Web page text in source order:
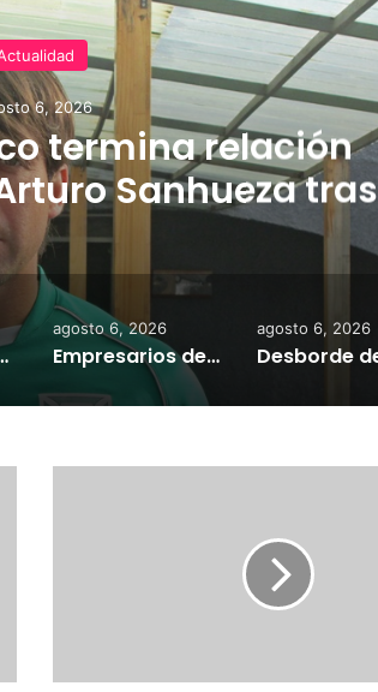
6, 2026
termina relación
Sanhueza tras
Copiapó
y media de mercadería asiática ilegal
agosto 6, 2026
Empresarios de Angol donan cuatro hectáreas para apoyar reubicación de familias afectadas por inundaciones
agosto 6, 2026